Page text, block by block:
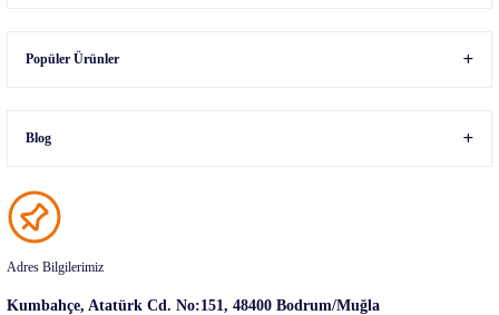
Popüler Ürünler
Blog
Adres Bilgilerimiz
Kumbahçe, Atatürk Cd. No:151, 48400 Bodrum/Muğla